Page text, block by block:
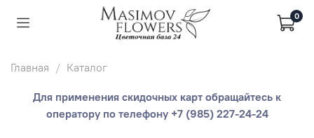
0
Главная Каталог
Для применения скидочных карт обращайтесь к
оператору по телефону +7 (985) 227-24-24